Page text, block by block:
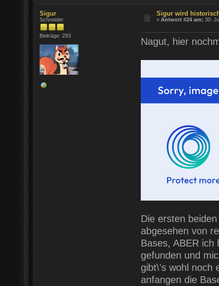
Sigur
Schneider
Beiträge: 293
Sigur wird
«Antwort #24 am: 30.
Nagut, hier
Die ersten
abgesehen von
Bases, ABER ich
gefunden und
gibt\'s wohl noch
anfangen die